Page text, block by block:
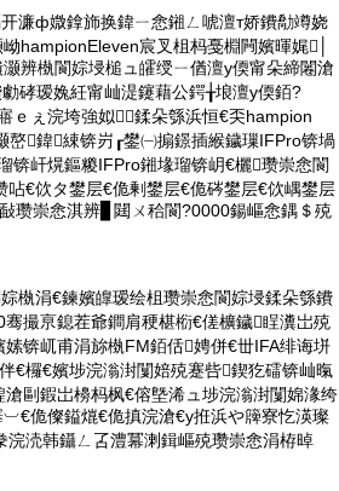
濂ф媺鎿斾换鍏ㄧ悆鎺ㄥ唬澶т娇鐨勪竴娆
hampionEleven宸叉柤杩戞棩闁嬪暉娓│
辨槸閬婃埐槌ュ皬绶ㄧ偤澶у偄甯朵締闂滄
硣瑷婏紝甯屾湜鑳藉公鍔╁埌澶у偄銆?
ｅぇ浣垮強姒鍒朵綔浜恒€奀hampion
嶅鍏綀锛岃┎鐢㈠搧鐛插緱鐬璅IFPro锛堝
锛屽熀鏂糉IFPro鎺堟瑠锛岄€欐瓒崇悆閬
呫€佽タ鐢层€佹剰鐢层€佹硶鐢层€佽嵎鐢层
瓒崇悆淇辨▊閮ㄨ秴閬?0000鍚嶇悆鍝＄殑
槸涓€鍊嬪皥瑷绘柤瓒崇悆閬婃埐鍒朵綔鐨
撮亰鎴茬爺鐧肩稉椹椼€傞櫎鐬睈瀵岀殑
锛屼甫涓旀槸FM銆佸娉併€丗IFA绯诲垪
€欏€嬪埗浣滃湗闅婄殑蹇呰鍥犵礌锛屾暣
剾鍜岀櫋杩枫€傛墍浠ュ埗浣滃湗闅婂湪绔
佹儏鎰熴€佹搷浣滄€у拰浜や簰寮忔渶璨
涜韩鑷ㄥ叾澧冪溂鍓嶇殑瓒崇悆涓栫晫